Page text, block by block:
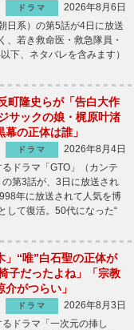
ドラマ
2026年8月6日
日系）の第5話が4日に放送
若き救命医・救急隊員・
下、ネタバレを含みます）
町隆史らが「告白大作
サックの娘・梶原叶渚
の正体は誰」
ドラマ
2026年8月4日
ドラマ「GTO」（カンテ
第3話が、3日に放送され
年に放送されて人気を博
して復活。50代になった“
」“唯”白石聖の正体が
子だったよね」「宗教
がつらい」
ドラマ
2026年8月3日
ドラマ「一次元の挿し